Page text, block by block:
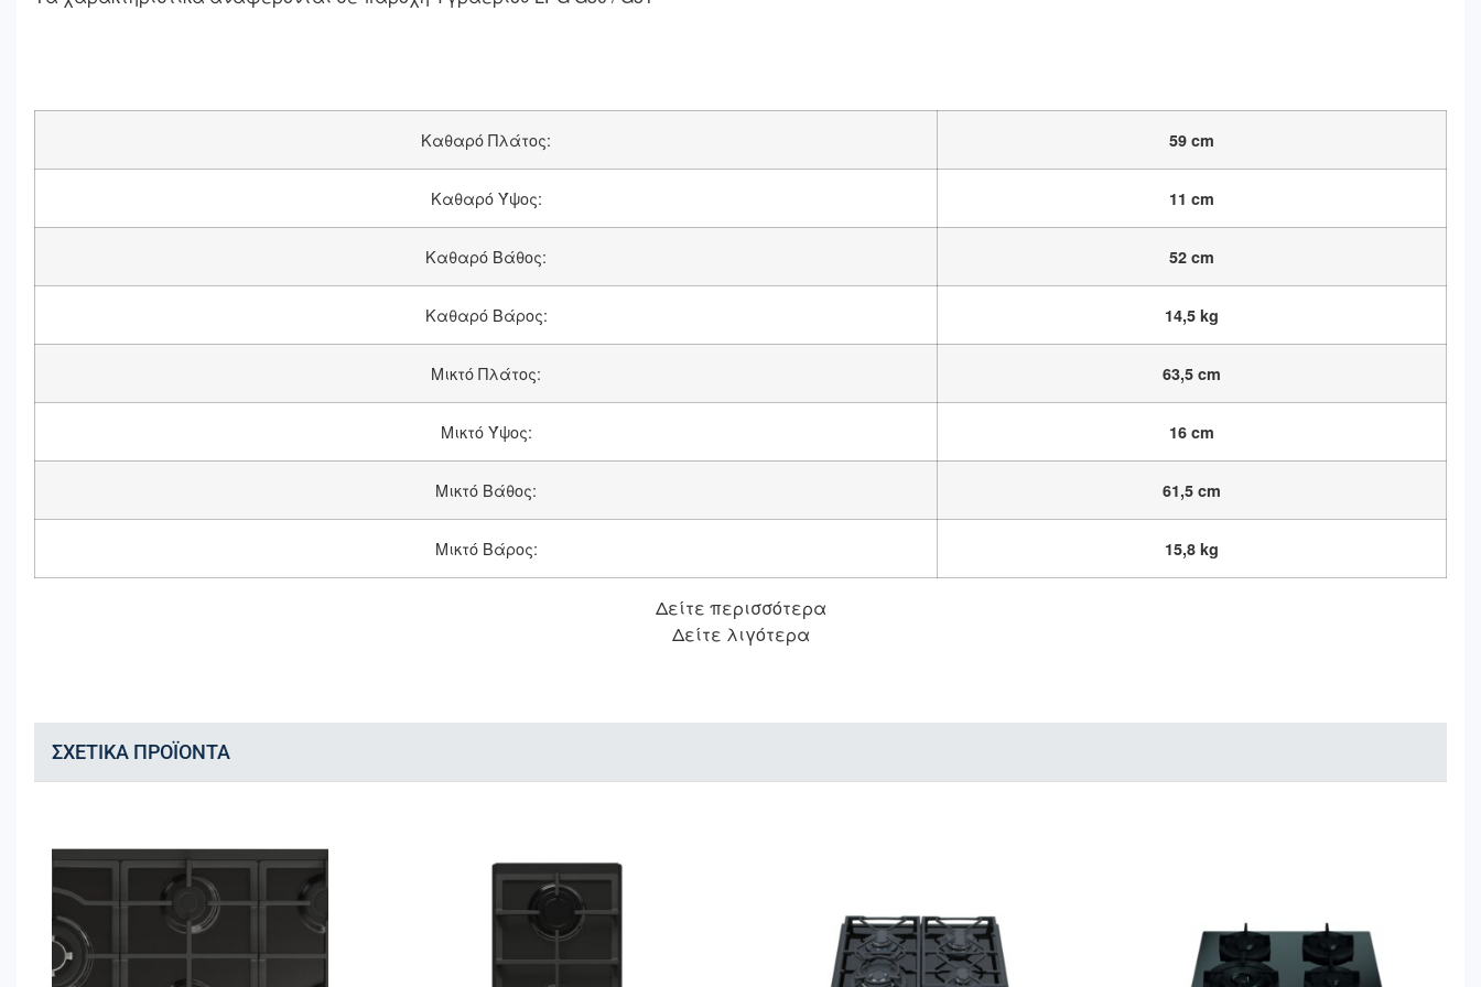
Καθαρό Πλάτος: 59 cm
Καθαρό Ύψος: 11 cm
Καθαρό Βάθος: 52 cm
Καθαρό Βάρος: 14,5 kg
Μικτό Πλάτος: 63,5 cm
Μικτό Ύψος: 16 cm
Μικτό Βάθος: 61,5 cm
Μικτό Βάρος: 15,8 kg
Δείτε περισσότερα
Δείτε λιγότερα
ΣΧΕΤΙΚΆ ΠΡΟΪΌΝΤΑ